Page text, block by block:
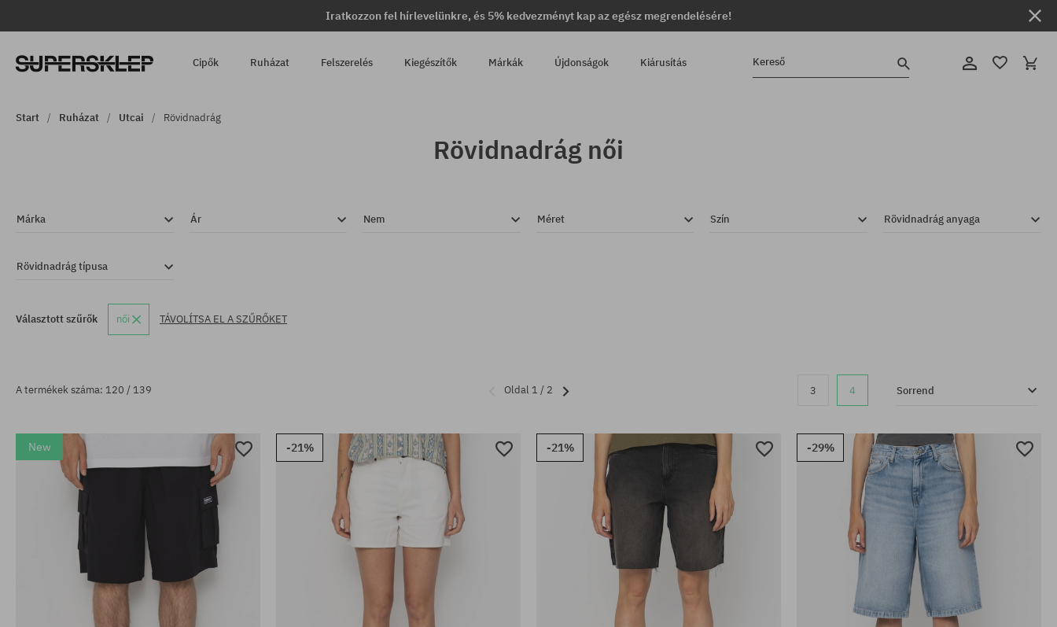
Iratkozzon fel hírlevelünkre, és 5% kedvezményt kap az egész megrendelésére!
Cipők Ruházat Felszerelés Kiegészítők Márkák Újdonságok Kiárusítás Kereső
Start Ruházat Utcai Rövidnadrág
Rövidnadrág női
Márka Ár Nem Méret Szín Rövidnadrág anyaga
Rövidnadrág típusa
Választott szűrők női TÁVOLÍTSA EL A SZŰRŐKET
A termékek száma: 120 / 139 Oldal 1 / 2 3 4 Sorrend
New -21% -21% -29%